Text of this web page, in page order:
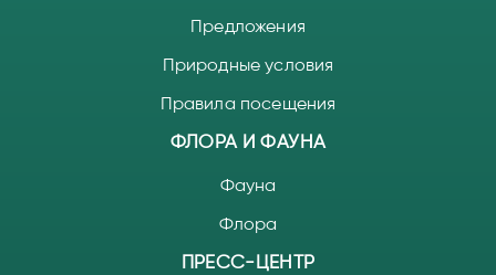
Предложения
Природные условия
Правила посещения
ФЛОРА И ФАУНА
Фауна
Флора
ПРЕСС-ЦЕНТР